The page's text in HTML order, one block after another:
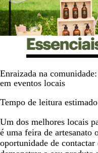
Enraizada na
em eventos locais
Tempo de leitura
Um dos melhores locais
é uma feira de artesanato
oportunidade de